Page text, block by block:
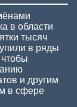
в области
тысяч
в ряды
и другим
в сфере